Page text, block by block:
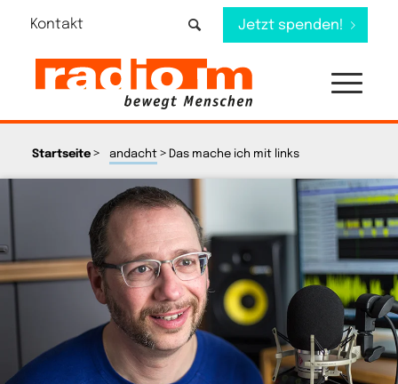
Kontakt Jetzt spenden!
Startseite> andacht> Das mache ich mit links